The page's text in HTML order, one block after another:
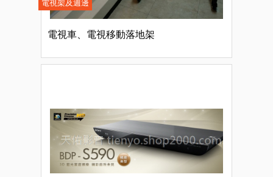
電視架及週邊
電視車、電視移動落地架